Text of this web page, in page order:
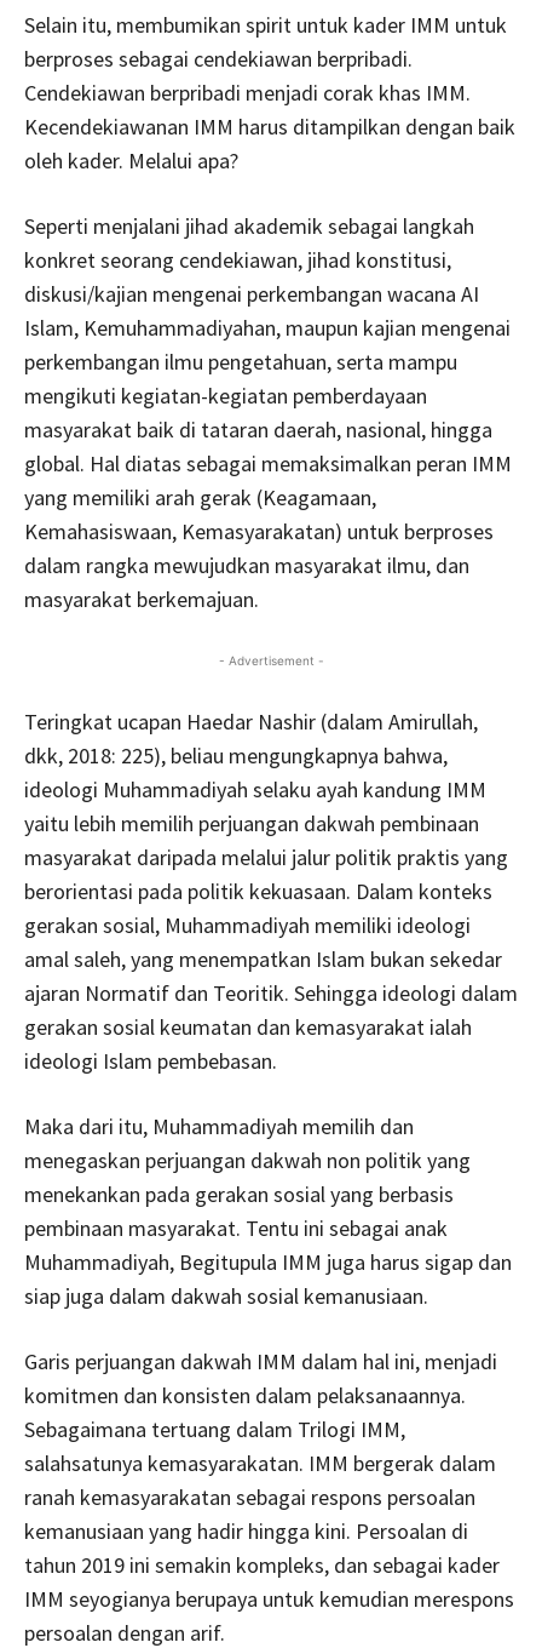
Selain itu, membumikan spirit untuk kader IMM untuk
berproses sebagai cendekiawan berpribadi.
Cendekiawan berpribadi menjadi corak khas IMM.
Kecendekiawanan IMM harus ditampilkan dengan baik
oleh kader. Melalui apa?
Seperti menjalani jihad akademik sebagai langkah
konkret seorang cendekiawan, jihad konstitusi,
diskusi/kajian mengenai perkembangan wacana AI
Islam, Kemuhammadiyahan, maupun kajian mengenai
perkembangan ilmu pengetahuan, serta mampu
mengikuti kegiatan-kegiatan pemberdayaan
masyarakat baik di tataran daerah, nasional, hingga
global. Hal diatas sebagai memaksimalkan peran IMM
yang memiliki arah gerak (Keagamaan,
Kemahasiswaan, Kemasyarakatan) untuk berproses
dalam rangka mewujudkan masyarakat ilmu, dan
masyarakat berkemajuan.
- Advertisement -
Teringkat ucapan Haedar Nashir (dalam Amirullah,
dkk, 2018: 225), beliau mengungkapnya bahwa,
ideologi Muhammadiyah selaku ayah kandung IMM
yaitu lebih memilih perjuangan dakwah pembinaan
masyarakat daripada melalui jalur politik praktis yang
berorientasi pada politik kekuasaan. Dalam konteks
gerakan sosial, Muhammadiyah memiliki ideologi
amal saleh, yang menempatkan Islam bukan sekedar
ajaran Normatif dan Teoritik. Sehingga ideologi dalam
gerakan sosial keumatan dan kemasyarakat ialah
ideologi Islam pembebasan.
Maka dari itu, Muhammadiyah memilih dan
menegaskan perjuangan dakwah non politik yang
menekankan pada gerakan sosial yang berbasis
pembinaan masyarakat. Tentu ini sebagai anak
Muhammadiyah, Begitupula IMM juga harus sigap dan
siap juga dalam dakwah sosial kemanusiaan.
Garis perjuangan dakwah IMM dalam hal ini, menjadi
komitmen dan konsisten dalam pelaksanaannya.
Sebagaimana tertuang dalam Trilogi IMM,
salahsatunya kemasyarakatan. IMM bergerak dalam
ranah kemasyarakatan sebagai respons persoalan
kemanusiaan yang hadir hingga kini. Persoalan di
tahun 2019 ini semakin kompleks, dan sebagai kader
IMM seyogianya berupaya untuk kemudian merespons
persoalan dengan arif.